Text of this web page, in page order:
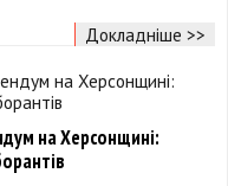
Докладніше >>
на Херсонщині: